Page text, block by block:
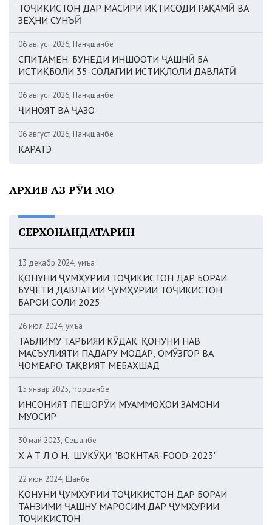
ТОҶИКИСТОН ДАР МАСИРИ ИҚТИСОДИ РАҚАМӢ ВА
ЗЕҲНИ СУНЪӢ
06 август 2026, Панҷшанбе
СПИТАМЕН. БУНЁДИ ИНШООТИ ҶАШНӢ БА
ИСТИҚБОЛИ 35-СОЛАГИИ ИСТИҚЛОЛИ ДАВЛАТӢ
06 август 2026, Панҷшанбе
ҶИНОЯТ ВА ҶАЗО
06 август 2026, Панҷшанбе
КАРАТЭ
АРХИВ АЗ РӮИ МОҲ
СЕРХОНАНДАТАРИН
13 декабр 2024, Ҷумъа
ҚОНУНИ ҶУМҲУРИИ ТОҶИКИСТОН ДАР БОРАИ
БУҶЕТИ ДАВЛАТИИ ҶУМҲУРИИ ТОҶИКИСТОН
БАРОИ СОЛИ 2025
26 июл 2024, Ҷумъа
ТАЪЛИМУ ТАРБИЯИ КӮДАК. ҚОНУНИ НАВ
МАСЪУЛИЯТИ ПАДАРУ МОДАР, ОМӮЗГОР ВА
ҶОМЕАРО ТАҚВИЯТ МЕБАХШАД
15 январ 2025, Чоршанбе
ИНСОНИЯТ ПЕШОРӮИ МУАММОҲОИ ЗАМОНИ
МУОСИР
30 май 2023, Сешанбе
Х А Т Л О Н. ШУКӮҲИ "BOKHTAR-FOOD-2023"
22 июн 2024, Шанбе
ҚОНУНИ ҶУМҲУРИИ ТОҶИКИСТОН ДАР БОРАИ
ТАНЗИМИ ҶАШНУ МАРОСИМ ДАР ҶУМҲУРИИ
ТОҶИКИСТОН